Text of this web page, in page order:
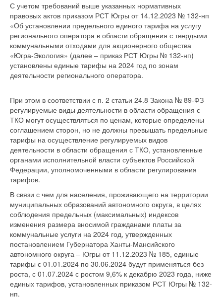
С учетом требований выше указанных нормативных
правовых актов приказом РСТ Югры от 14.12.2023 № 132-нп
«Об установлении предельного единого тарифа на услугу
регионального оператора в области обращения с твердыми
коммунальными отходами для акционерного общества
«Югра-Экология» (далее – приказ РСТ Югры № 132-нп)
установлены единые тарифы на 2024 год по зонам
деятельности регионального оператора.
При этом в соответствии с п. 2 статьи 24.8 Закона № 89-ФЗ
регулируемые виды деятельности в области обращения с
ТКО могут осуществляться по ценам, которые определены
соглашением сторон, но не должны превышать предельные
тарифы на осуществление регулируемых видов
деятельности в области обращения с ТКО, установленные
органами исполнительной власти субъектов Российской
Федерации, уполномоченными в области регулирования
тарифов.
В связи с чем для населения, проживающего на территории
муниципальных образований автономного округа, в целях
соблюдения предельных (максимальных) индексов
изменения размера вносимой гражданами платы за
коммунальные услуги на 2024 год, утвержденных
постановлением Губернатора Ханты-Мансийского
автономного округа – Югры от 11.12.2023 № 185, единые
тарифы с 01.01.2024 по 30.06.2024 будут применяться без
роста, с 01.07.2024 с ростом 9,6% к декабрю 2023 года, ниже
единых тарифов, установленных приказом РСТ Югры № 132-
нп.